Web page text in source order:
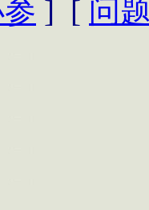
] [ 问